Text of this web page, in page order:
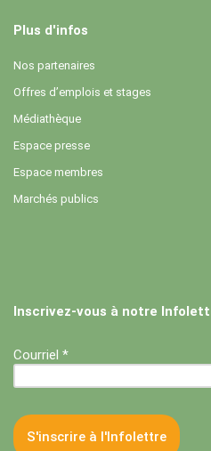
Plus d'infos
Nos partenaires
Offres d’emplois et stages
Médiathèque
Espace presse
Espace membres
Marchés publics
Inscrivez-vous à notre
Courriel *